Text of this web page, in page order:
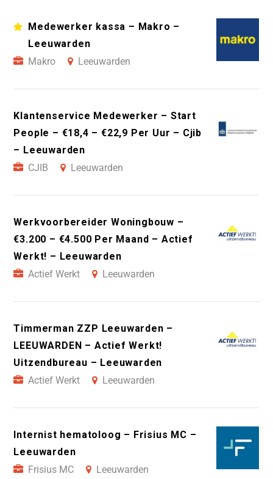
Medewerker kassa – Makro –
Leeuwarden
Makro
Leeuwarden
Klantenservice Medewerker – Start
People – €18,4 – €22,9 Per Uur – Cjib
– Leeuwarden
CJIB
Leeuwarden
Werkvoorbereider Woningbouw –
€3.200 – €4.500 Per Maand – Actief
Werkt! – Leeuwarden
Actief Werkt
Leeuwarden
Timmerman ZZP Leeuwarden –
LEEUWARDEN – Actief Werkt!
Uitzendbureau – Leeuwarden
Actief Werkt
Leeuwarden
Internist hematoloog – Frisius MC –
Leeuwarden
Frisius MC
Leeuwarden